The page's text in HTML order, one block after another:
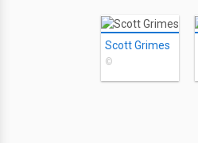
Scott Grimes
©